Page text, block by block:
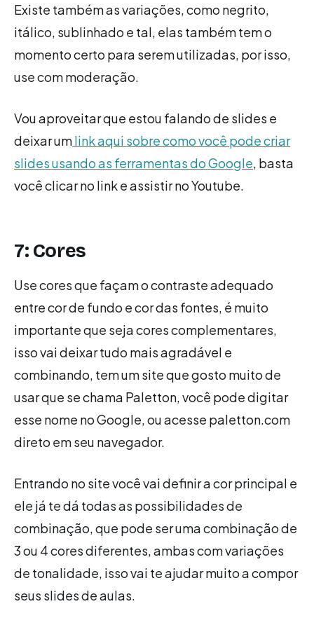
Existe também as variações, como negrito,
itálico, sublinhado e tal, elas também tem o
momento certo para serem utilizadas, por isso,
use com moderação.
Vou aproveitar que estou falando de slides e
deixar umlink aqui sobre como você pode criar
slides usando as ferramentas do Google, basta
você clicar no link e assistir no Youtube.
7: Cores
Use cores que façam o contraste adequado
entre cor de fundo e cor das fontes, é muito
importante que seja cores complementares,
isso vai deixar tudo mais agradável e
combinando, tem um site que gosto muito de
usar que se chama Paletton, você pode digitar
esse nome no Google, ou acesse paletton.com
direto em seu navegador.
Entrando no site você vai definir a cor principal e
ele já te dá todas as possibilidades de
combinação, que pode ser uma combinação de
3 ou 4 cores diferentes, ambas com variações
de tonalidade, isso vai te ajudar muito a compor
seus slides de aulas.